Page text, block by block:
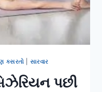
કસરતો સારવાર
પછી